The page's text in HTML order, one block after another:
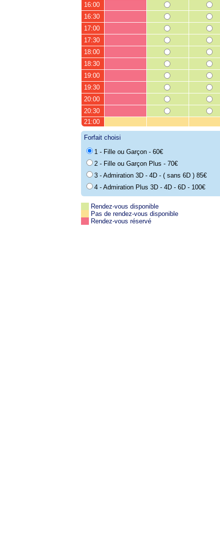
16:00
16:30
17:00
17:30
18:00
18:30
19:00
19:30
20:00
20:30
21:00
Forfait choisi
1 - Fille ou Garçon - 60€
2 - Fille ou Garçon Plus - 70€
3 - Admiration 3D - 4D - ( sans 6D ) 85€
4 - Admiration Plus 3D - 4D - 6D - 100€
Rendez-vous disponible
Pas de rendez-vous disponible
Rendez-vous réservé